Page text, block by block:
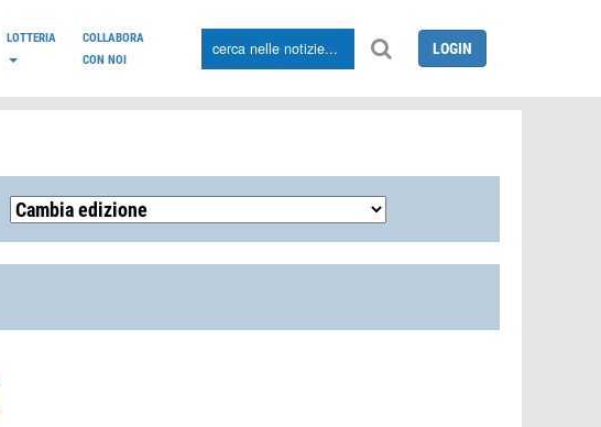
LOTTERIA
COLLABORA
CON NOI
LOGIN